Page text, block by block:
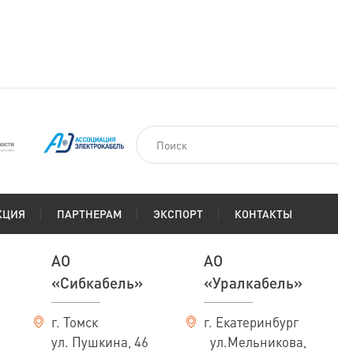
ПАРТНЕРАМ ЭКСПОРТ КОНТАКТЫ
АО
«Сибкабель»
г. Томск
ул. Пушкина, 46
АО
«Уралкабель»
г. Екатеринбург
ул.Мельникова,